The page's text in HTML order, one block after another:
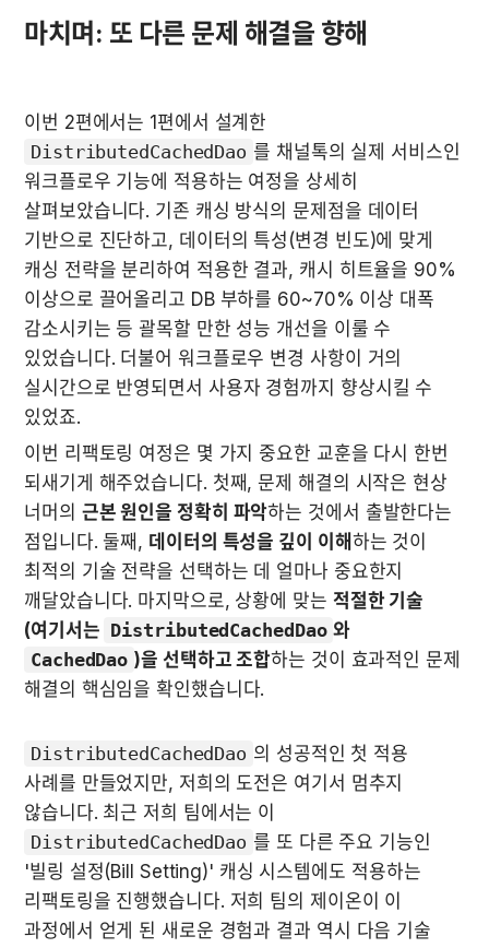
마치며: 또 다른 문제 해결을 향해
DistributedCachedDao 를 채널톡의 실제 서비스인
워크플로우 기능에 적용하는 여정을 상세히
살펴보았습니다. 기존 캐싱 방식의 문제점을 데이터
기반으로 진단하고, 데이터의 특성(변경 빈도)에 맞게
캐싱 전략을 분리하여 적용한 결과, 캐시 히트율을 90%
이상으로 끌어올리고 DB 부하를 60~70% 이상 대폭
감소시키는 등 괄목할 만한 성능 개선을 이룰 수
있었습니다. 더불어 워크플로우 변경 사항이 거의
실시간으로 반영되면서 사용자 경험까지 향상시킬 수
있었죠.
이번 리팩토링 여정은 몇 가지 중요한 교훈을 다시 한번
되새기게 해주었습니다. 첫째, 문제 해결의 시작은 현상
너머의 근본 원인을 정확히 파악하는 것에서 출발한다는
점입니다. 둘째, 데이터의 특성을 깊이 이해 하는 것이
최적의 기술 전략을 선택하는 데 얼마나 중요한지
깨달았습니다. 마지막으로, 상황에 맞는 적절한 기술
(여기서는 DistributedCachedDao
CachedDao )을 선택하고 조합하는 것이 효과적인 문제
해결의 핵심임을 확인했습니다.
DistributedCachedDao 의 성공적인 첫 적용
사례를 만들었지만, 저희의 도전은 여기서 멈추지
DistributedCachedDao 를 또 다른 주요 기능인
'빌링 설정(Bill Setting)' 캐싱 시스템에도 적용하는
리팩토링을 진행했습니다. 저희 팀의 제이온이 이
과정에서 얻게 된 새로운 경험과 결과 역시 다음 기술